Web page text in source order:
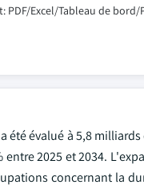
PDF/Excel/Tableau de
évalué à 5,8
2025 et 2034.
concernant la